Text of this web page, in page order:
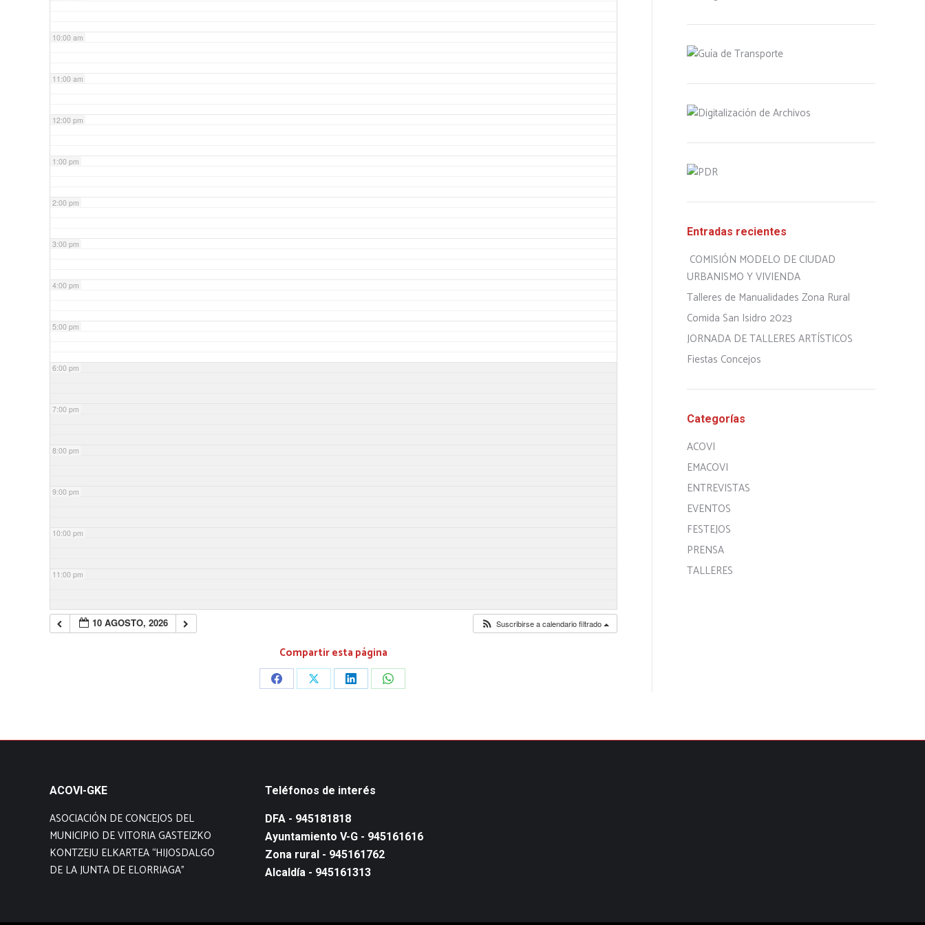
10:00 am
11:00 am
12:00 pm
1:00 pm
2:00 pm
3:00 pm
4:00 pm
5:00 pm
6:00 pm
7:00 pm
8:00 pm
9:00 pm
10:00 pm
11:00 pm
10 AGOSTO, 2026 Suscribirse a calendario filtrado
Compartir esta página
Share Share Share Share
Entradas recientes
COMISIÓN MODELO DE CIUDAD
URBANISMO Y VIVIENDA
Talleres de Manualidades Zona Rural
Comida San Isidro 2023
JORNADA DE TALLERES ARTÍSTICOS
Fiestas Concejos
Categorías
ACOVI
EMACOVI
ENTREVISTAS
EVENTOS
FESTEJOS
PRENSA
TALLERES
ACOVI-GKE
ASOCIACIÓN DE CONCEJOS DEL
MUNICIPIO DE VITORIA GASTEIZKO
KONTZEJU ELKARTEA “HIJOSDALGO
DE LA JUNTA DE ELORRIAGA”
Teléfonos de interés
DFA - 945181818
Ayuntamiento V-G - 945161616
Zona rural - 945161762
Alcaldía - 945161313